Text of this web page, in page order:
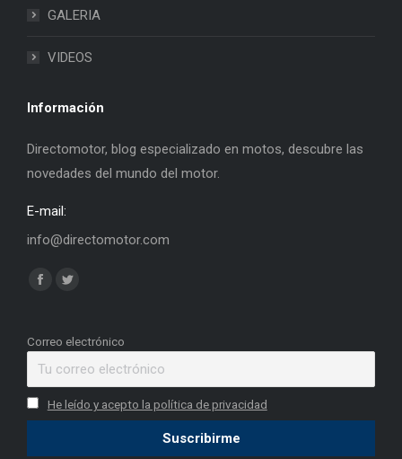
GALERIA
VIDEOS
Información
Directomotor, blog especializado en motos, descubre las
novedades del mundo del motor.
E-mail:
info@directomotor.com
Find us on:
Facebook
opens
window
Twitter
opens
window
Correo electrónico
He leído y acepto la política de privacidad